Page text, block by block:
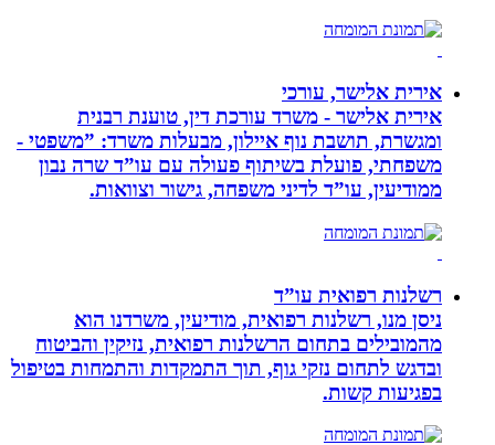
אירית אלישר, עורכי
אירית אלישר - משרד עורכת דין, טוענת רבנית
ומגשרת, תושבת נוף איילון, מבעלות משרד: ”משפטי -
משפחתי, פועלת בשיתוף פעולה עם עו”ד שרה נבון
ממודיעין, עו”ד לדיני משפחה, גישור וצוואות.
רשלנות רפואית עו”ד
ניסן מנו, רשלנות רפואית, מודיעין, משרדנו הוא
מהמובילים בתחום הרשלנות רפואית, נזיקין והביטוח
ובדגש לתחום נזקי גוף, תוך התמקדות והתמחות בטיפול
בפגיעות קשות.